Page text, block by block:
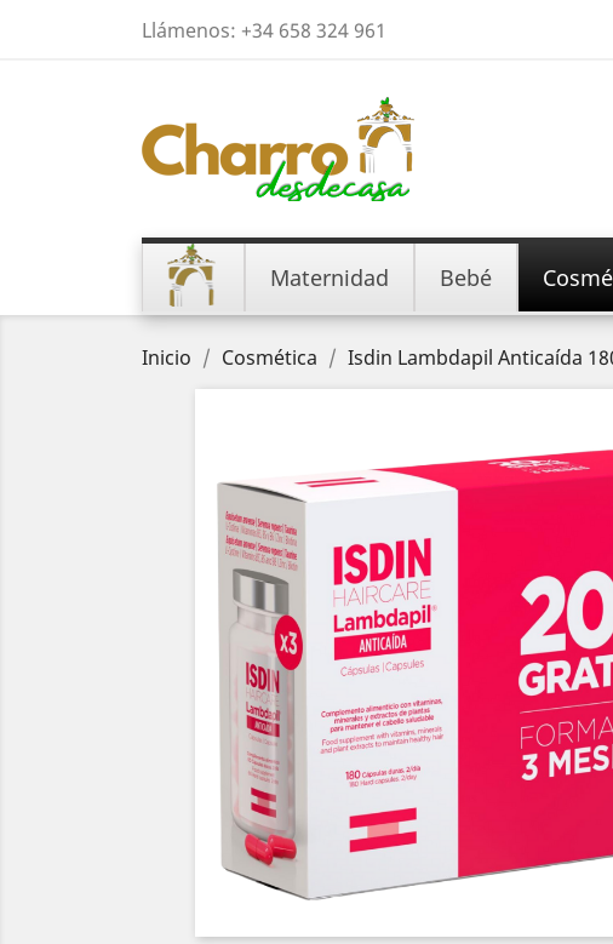
Llámenos: +34 658 324 961
Maternidad Bebé
Inicio Cosmética Isdin Lambdapil Anticaída